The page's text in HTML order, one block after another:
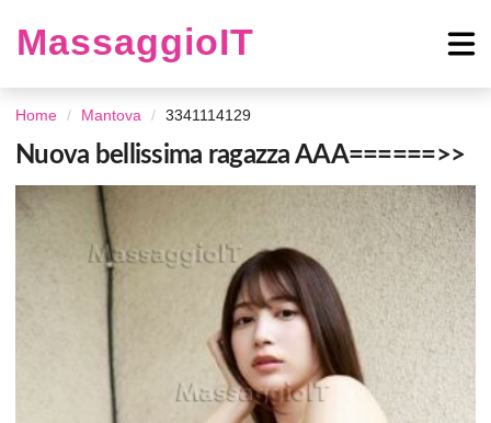
MassaggioIT
Home Mantova 3341114129
Nuova bellissima ragazza AAA======>>